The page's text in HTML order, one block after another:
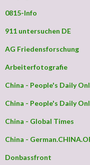
0815-Info
911 untersuchen DE
AG Friedensforschung
Arbeiterfotografie
China - People's Daily
China - People's Daily
China - Global Times
China -
Donbassfront